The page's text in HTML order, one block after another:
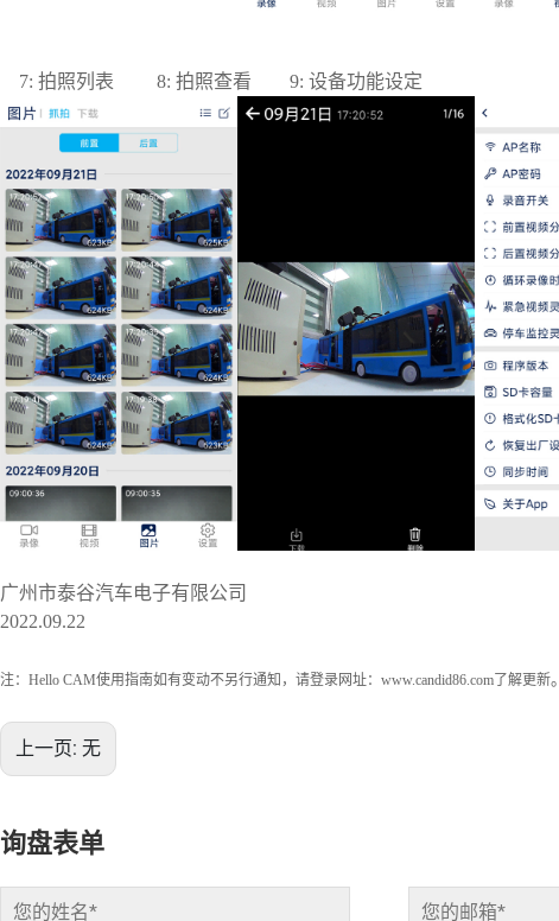
7: 拍照列表 8: 拍照查看 9: 设备功能设定
广州市泰谷汽车电子有限公司
2022.09.22
注： Hello CAM使用指南如有变动不另行通知，请登录网址： www.candid86.com 了解更新。
上一页: 无
询盘表单